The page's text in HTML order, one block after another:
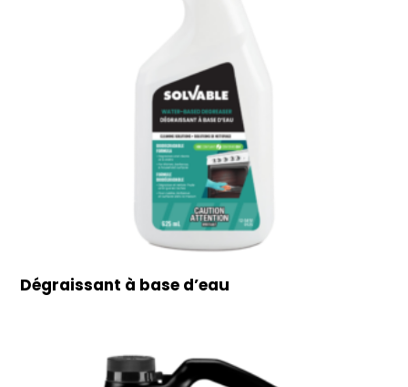
Dégraissant à base d’eau